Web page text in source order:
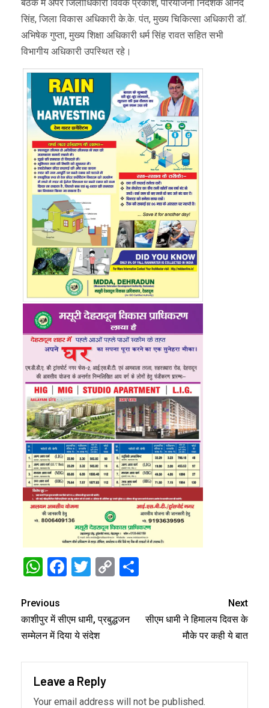
बैठक में अपर जिलाधिकारी विवेक प्रकाश, परियोजना निदेशक आनंद
सिंह, जिला विकास अधिकारी के.के. पंत, मुख्य चिकित्सा अधिकारी डॉ.
अभिषेक गुप्ता, मुख्य शिक्षा अधिकारी धर्म सिंह रावत सहित सभी
विभागीय अधिकारी उपस्थित रहे।
WhatsApp
Facebook
Twitter
Copy
Previous
काशीपुर में सीएम धामी, प्रबुद्धजन
सम्मेलन में दिया ये संदेश
Next
सीएम धामी ने हिमालय दिवस के
मौके पर कही ये बात
Leave a Reply
Your email address will not be published.